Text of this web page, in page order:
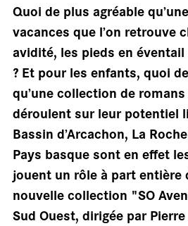
Quoi de plus agréable
vacances que l’on retrouve
avidité, les pieds en
? Et pour les enfants, quoi
qu’une collection de
déroulent sur leur potentiel
Bassin d’Arcachon, La
Pays basque sont en effet
jouent un rôle à part entière
nouvelle collection "SO
Sud Ouest, dirigée par